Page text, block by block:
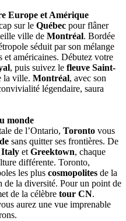
Europe et Amérique
sur le Québec pour flâner
ville de Montréal. Bordée
séduit par son mélange
et américaines. Débutez votre
, puis suivez le fleuve Saint-
la ville. Montréal, avec son
légendaire, saura
monde
de l’Ontario, Toronto vous
sans quitter ses frontières. De
et Greektown, chaque
différente. Toronto,
les plus cosmopolites de la
de la diversité. Pour un point de
de la célèbre tour CN.
aurez une vue imprenable